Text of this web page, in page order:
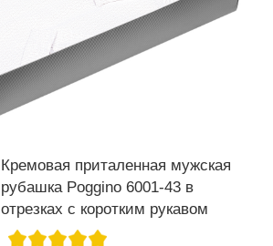
Кремовая приталенная мужская
рубашка Poggino 6001-43 в
отрезках с коротким рукавом